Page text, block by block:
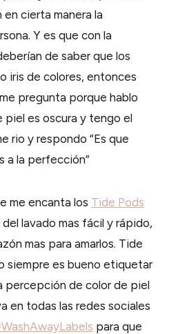
cierta manera la
Y es que con la
de saber que los
iris de colores, entonces
pregunta porque hablo
piel es oscura y tengo el
rio y respondo “Es que
a la perfección”
me encanta los Tide Pods
lavado mas fácil y rápido,
mas para amarlos. Tide
siempre es bueno etiquetar
percepción de color de piel
en todas las redes sociales
para que